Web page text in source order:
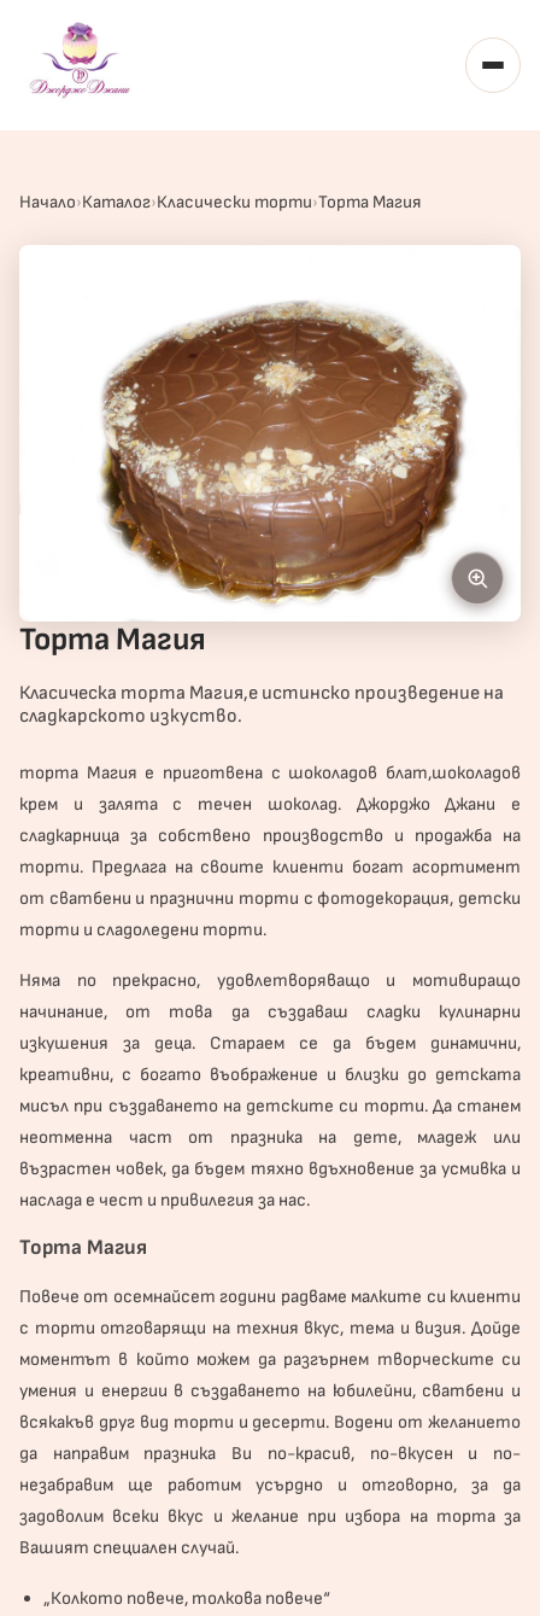
Начало Каталог Класически торти Торта Магия
Класическа торта Магия,е истинско произведение на
сладкарското изкуство.
торта Магия е приготвена с шоколадов блат,шоколадов
крем и залята с течен шоколад. Джорджо Джани е
сладкарница за собствено производство и продажба на
торти. Предлага на своите клиенти богат асортимент
от сватбени и празнични торти с фотодекорация, детски
торти и сладоледени торти.
Няма по прекрасно, удовлетворяващо и мотивиращо
начинание, от това да създаваш сладки кулинарни
изкушения за деца. Стараем се да бъдем динамични,
креативни, с богато въображение и близки до детската
мисъл при създаването на детските си торти. Да станем
неотменна част от празника на дете, младеж или
възрастен човек, да бъдем тяхно вдъхновение за усмивка и
наслада е чест и привилегия за нас.
Торта Магия
Повече от осемнайсет години радваме малките си клиенти
с торти отговарящи на техния вкус, тема и визия. Дойде
моментът в който можем да разгърнем творческите си
умения и енергии в създаването на юбилейни, сватбени и
всякакъв друг вид торти и десерти. Водени от желанието
да направим празника Ви по-красив, по-вкусен и по-
незабравим ще работим усърдно и отговорно, за да
задоволим всеки вкус и желание при избора на торта за
Вашият специален случай.
„Колкото повече, толкова повече“
Торта Магия